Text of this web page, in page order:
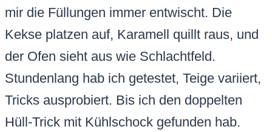
mir die Füllungen immer entwischt. Die
Kekse platzen auf, Karamell quillt raus, und
der Ofen sieht aus wie Schlachtfeld.
Stundenlang hab ich getestet, Teige variiert,
Tricks ausprobiert. Bis ich den doppelten
Hüll-Trick mit Kühlschock gefunden hab.